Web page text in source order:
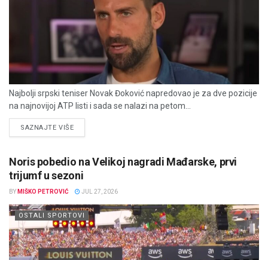
Najbolji srpski teniser Novak Đoković napredovao je za dve pozicije
na najnovijoj ATP listi i sada se nalazi na petom...
SAZNAJTE VIŠEDETAILS
Noris pobedio na Velikoj nagradi Mađarske, prvi
trijumf u sezoni
BY MIŠKO PETROVIĆ JUL 27, 2026
OSTALI SPORTOVI